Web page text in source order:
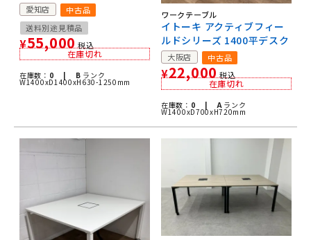
愛知店
中古品
送料別途見積品
¥55,000 税込
在庫切れ
在庫数： 0 | B ランク
W1400xD1400xH630-1250mm
ワークテーブル
イトーキ アクティブフィー
ルドシリーズ 1400平デスク
大阪店 中古品
¥22,000 税込
在庫切れ
在庫数： 0 | A ランク
W1400xD700xH720mm